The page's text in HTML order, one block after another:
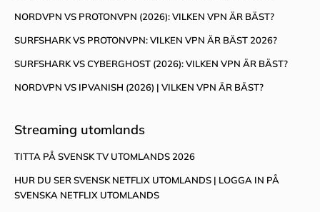
NORDVPN VS PROTONVPN (2026): VILKEN VPN ÄR BÄST?
SURFSHARK VS PROTONVPN: VILKEN VPN ÄR BÄST 2026?
SURFSHARK VS CYBERGHOST (2026): VILKEN VPN ÄR BÄST?
NORDVPN VS IPVANISH (2026) | VILKEN VPN ÄR BÄST?
Streaming utomlands
TITTA PÅ SVENSK TV UTOMLANDS 2026
HUR DU SER SVENSK NETFLIX UTOMLANDS | LOGGA IN PÅ
SVENSKA NETFLIX UTOMLANDS